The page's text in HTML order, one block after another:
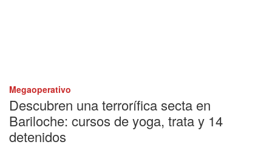
Megaoperativo
Descubren una terrorífica secta en
Bariloche: cursos de yoga, trata y 14
detenidos